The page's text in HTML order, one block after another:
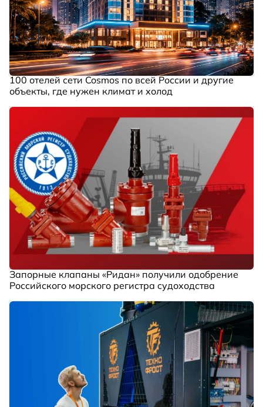
100 отелей сети Cosmos по всей России и другие
объекты, где нужен климат и холод
Запорные клапаны «Ридан» получили одобрение
Российского морского регистра судоходства